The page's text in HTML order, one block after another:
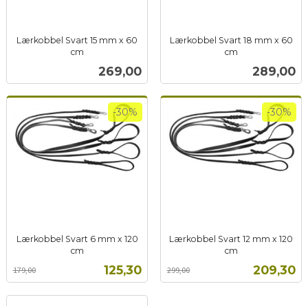
Lærkobbel Svart 15 mm x 60
cm
Pris
269,00
Lærkobbel Svart 18 mm x 60
cm
Pris
289,00
Lærkobbel Svart 6 mm x 120
cm
Tilbud
125,30
179,00
-30%
mva.
Lærkobbel Svart 12 mm x 120
cm
Tilbud
209,30
299,00
-30%
mva.